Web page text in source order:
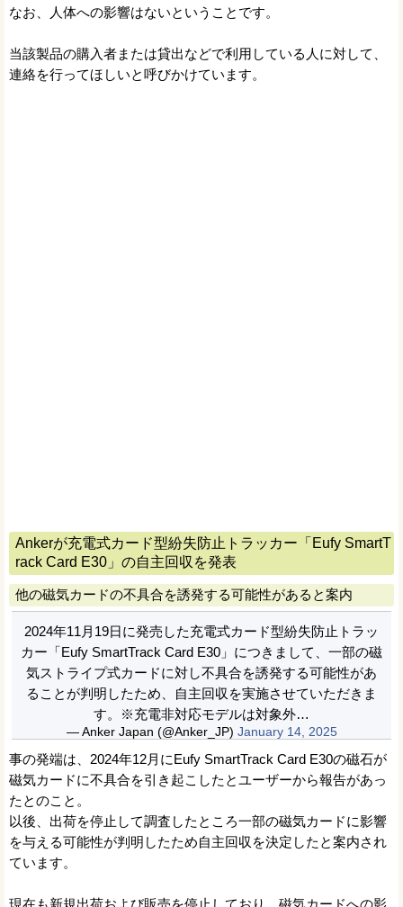
なお、人体への影響はないということです。
当該製品の購入者または貸出などで利用している人に対して、
連絡を行ってほしいと呼びかけています。
Ankerが充電式カード型紛失防止トラッカー「Eufy SmartT
rack Card E30」の自主回収を発表
他の磁気カードの不具合を誘発する可能性があると案内
2024年11月19日に発売した充電式カード型紛失防止トラッ
カー「Eufy SmartTrack Card E30」につきまして、一部の磁
気ストライプ式カードに対し不具合を誘発する可能性があ
ることが判明したため、自主回収を実施させていただきま
す。※充電非対応モデルは対象外…
— Anker Japan (@Anker_JP) January 14, 2025
事の発端は、2024年12月にEufy SmartTrack Card E30の磁石が
磁気カードに不具合を引き起こしたとユーザーから報告があっ
たとのこと。
以後、出荷を停止して調査したところ一部の磁気カードに影響
を与える可能性が判明したため自主回収を決定したと案内され
ています。
現在も新規出荷および販売を停止しており、磁気カードへの影